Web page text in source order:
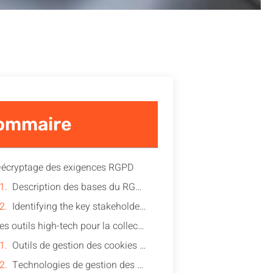
des exigences RGPD
Description des bases du RGPD
Identifying the key stakeholders
Les outils high-tech pour la collecte et la gestion des données
Outils de gestion des cookies et consentements
Technologies de gestion des droits des utilisateurs